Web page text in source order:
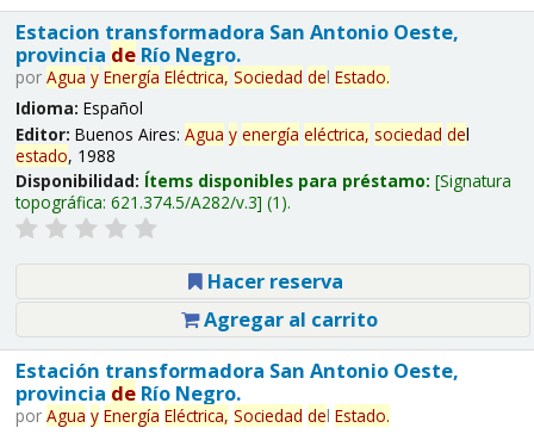
Estacion transformadora San Antonio Oeste,
provincia deRío Negro.
por Agua y Energía Eléctrica, Sociedad del Estado.
Idioma: Español
Editor: Buenos Aires: Agua y energía eléctrica, sociedad del
estado, 1988
Disponibilidad: Ítems disponibles para préstamo: Signatura
topográfica: 621.374.5/A282/v.3 (1).
Hacer reserva
Agregar al carrito
Estación transformadora San Antonio Oeste,
provincia deRío Negro.
por Agua y Energía Eléctrica, Sociedad del Estado.